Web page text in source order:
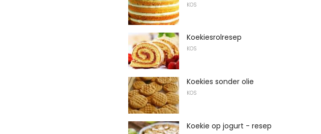
KOS
Koekiesrolresep
KOS
Koekies sonder olie
KOS
Koekie op jogurt - resep